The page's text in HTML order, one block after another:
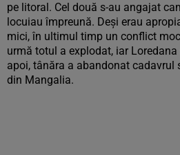
pe litoral. Cel două s-au angajat
locuiau împreună. Deși erau
mici, în ultimul timp un conflict
urmă totul a explodat, iar
apoi, tânăra a abandonat cadavrul
din Mangalia.